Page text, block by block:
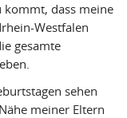
kommt, dass meine
Westfalen
gesamte
sehen
meiner Eltern